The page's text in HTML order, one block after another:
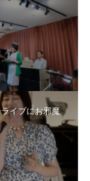
イブにお邪魔